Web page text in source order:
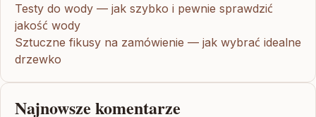
Testy do wody — jak szybko i pewnie sprawdzić
jakość wody
Sztuczne fikusy na zamówienie — jak wybrać idealne
drzewko
Najnowsze komentarze